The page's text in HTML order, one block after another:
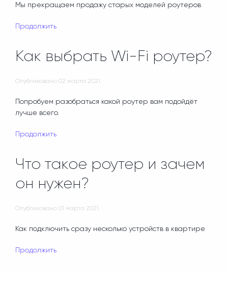
Мы прекращаем продажу старых моделей роутеров
Продолжить
Как выбрать Wi-Fi роутер?
Опубликовано 02 марта 2021 .
Попробуем разобраться какой роутер вам подойдёт
лучше всего.
Продолжить
Что такое роутер и зачем
он нужен?
Опубликовано 01 марта 2021 .
Как подключить сразу несколько устройств в квартире
Продолжить